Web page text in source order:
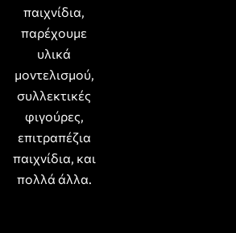
παιχνίδια,
παρέχουμε
υλικά
μοντελισμού,
συλλεκτικές
φιγούρες,
επιτραπέζια
παιχνίδια, και
πολλά άλλα.